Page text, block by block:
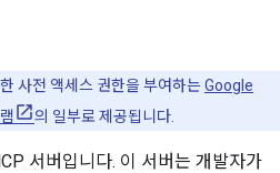
사전 액세스 권한을 부여하는Google
의 일부로 제공됩니다.
서버입니다. 이 서버는 개발자가